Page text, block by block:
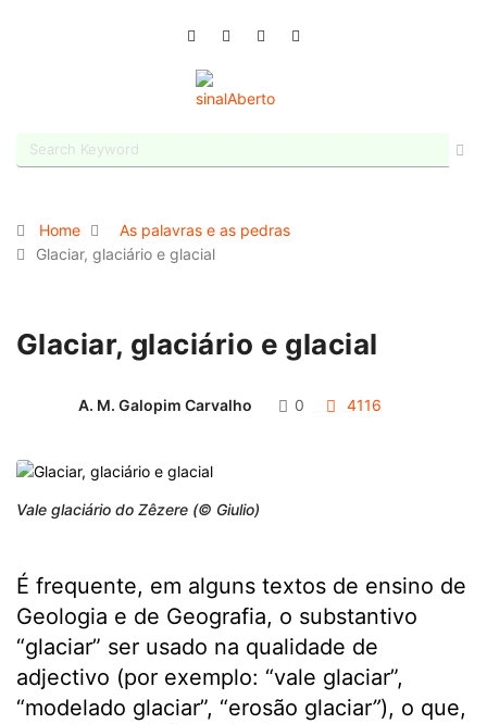
Home
As palavras e as pedras
Glaciar, glaciário e glacial
Glaciar, glaciário e glacial
A. M. Galopim Carvalho 0 4116
Vale glaciário do Zêzere (© Giulio)
É frequente, em alguns textos de ensino de
Geologia e de Geografia, o substantivo
“glaciar” ser usado na qualidade de
adjectivo (por exemplo: “vale glaciar”,
“modelado glaciar”, “erosão glaciar”), o que,